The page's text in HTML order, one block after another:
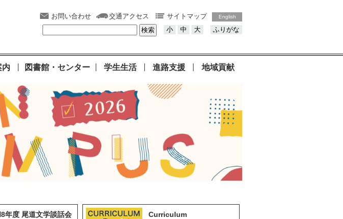
お問い合わせ 交通アクセス サイトマップ English
小 中 大 ふりがな
内 図書館・センター 学生生活 進路支援 地域貢献
年度 尾道文学談話会
Curriculum